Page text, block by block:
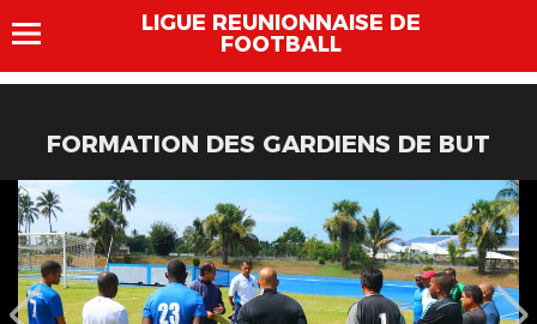
LIGUE REUNIONNAISE DE
FOOTBALL
FORMATION DES GARDIENS DE BUT